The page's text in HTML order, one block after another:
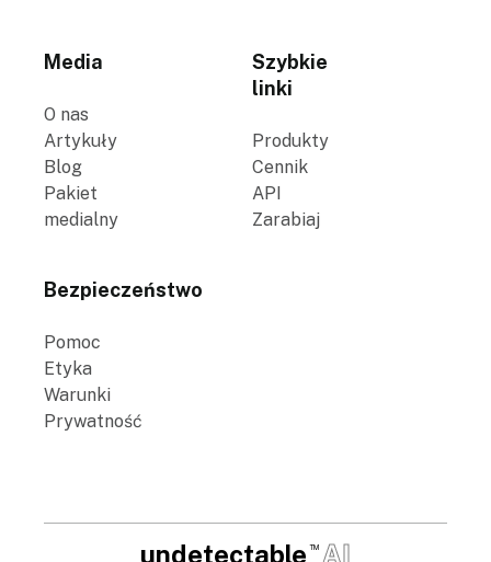
Media
O nas
Artykuły
Blog
Pakiet
medialny
Szybkie
linki
Produkty
Cennik
API
Zarabiaj
Bezpieczeństwo
Pomoc
Etyka
Warunki
Prywatność
undetectable TM AI